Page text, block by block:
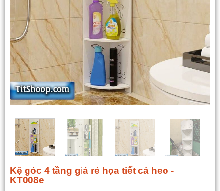
Kệ góc 4 tầng giá rẻ họa tiết cá heo -
KT008e